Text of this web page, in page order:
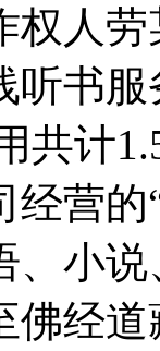
权人
书
共计
营的“
、小
佛经